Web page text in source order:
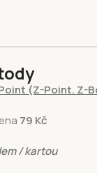
(Z-Point. Z-
79 Kč
/ kartou